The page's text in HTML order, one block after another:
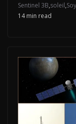
Sentinel 3B,soleil,
14 min read